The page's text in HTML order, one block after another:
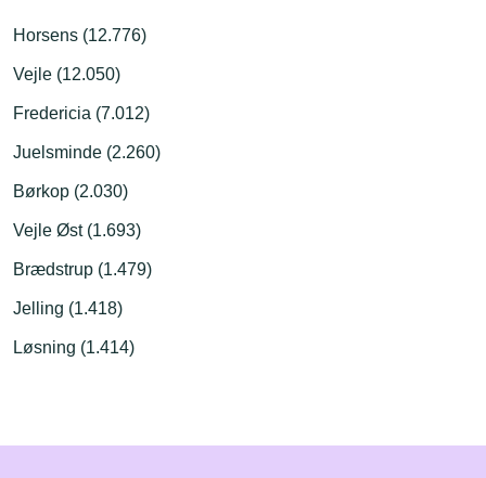
Horsens (12.776)
Vejle (12.050)
Fredericia (7.012)
Juelsminde (2.260)
Børkop (2.030)
Vejle Øst (1.693)
Brædstrup (1.479)
Jelling (1.418)
Løsning (1.414)